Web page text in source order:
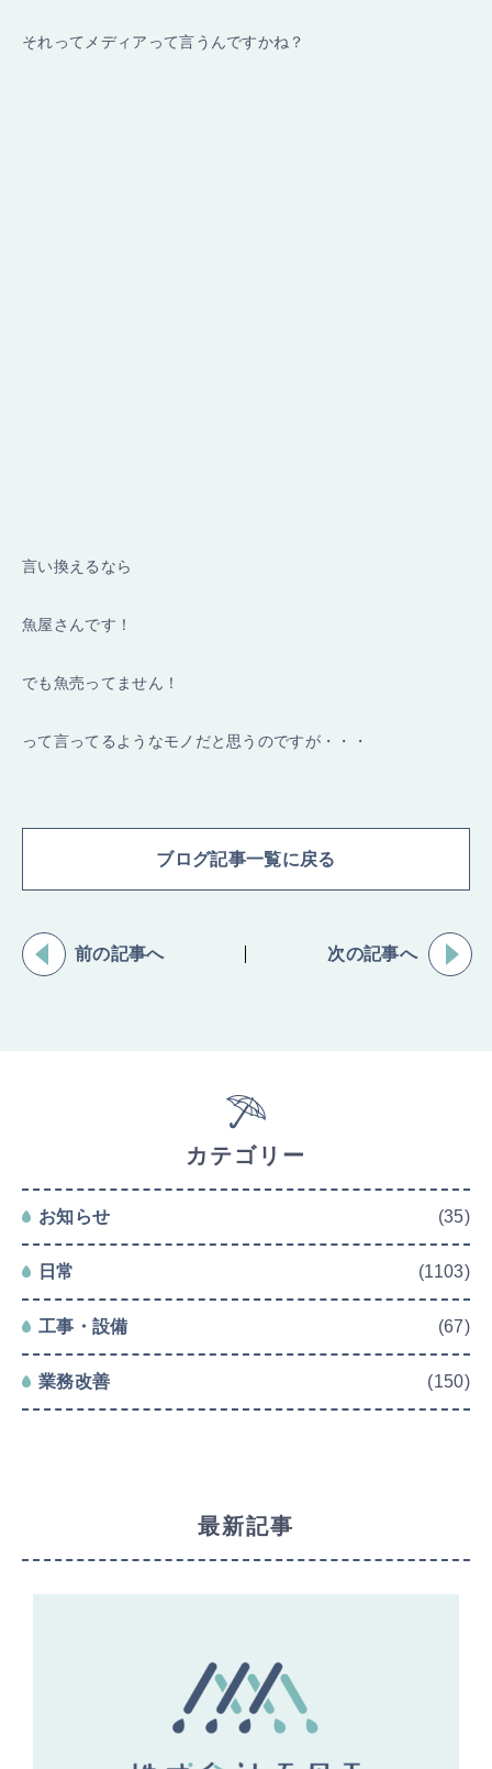
それってメディアって言うんですかね？
言い換えるなら
魚屋さんです！
でも魚売ってません！
って言ってるようなモノだと思うのですが・・・
ブログ記事一覧に戻る
前の記事へ 次の記事へ
カテゴリー
お知らせ (35)
日常 (1103)
工事・設備 (67)
業務改善 (150)
最新記事